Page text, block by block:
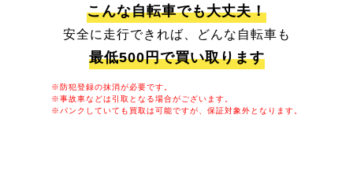
こんな自転車でも大丈夫！
安全に走行できれば、どんな自転車も
最低500円で買い取ります
※防犯登録の抹消が必要です。
※事故車などは引取となる場合がございます。
※パンクしていても買取は可能ですが、保証対象外となります。